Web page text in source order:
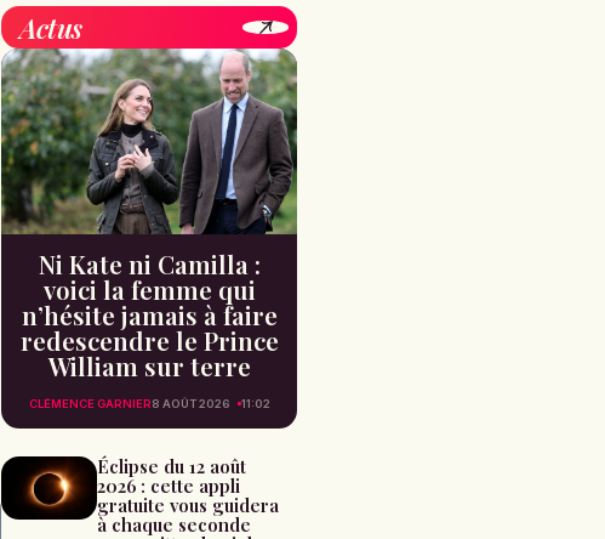
Actus
Ni Kate ni Camilla :
voici la femme qui
n’hésite jamais à faire
redescendre le Prince
William sur terre
CLÉMENCE GARNIER8 AOÛT 2026 11:02
Éclipse du 12 août
2026 : cette appli
gratuite vous guidera
à chaque seconde